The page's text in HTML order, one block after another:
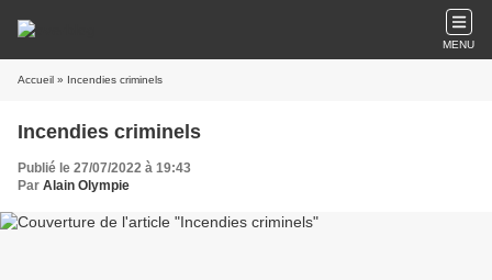
MENU
Accueil » Incendies criminels
Incendies criminels
Publié le 27/07/2022 à 19:43
Par Alain Olympie